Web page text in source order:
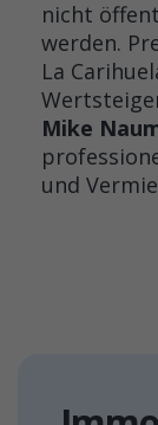
nicht
werden.
La
Mike
und